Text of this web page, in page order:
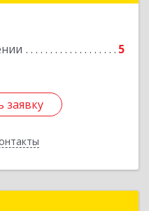
5
заявку
заявку